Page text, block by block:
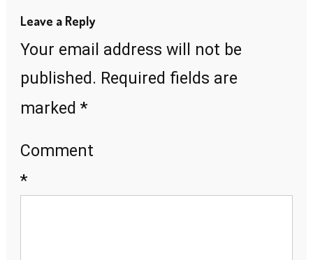
Leave a Reply
Your email address will not be
published. Required fields are
marked *
Comment
*